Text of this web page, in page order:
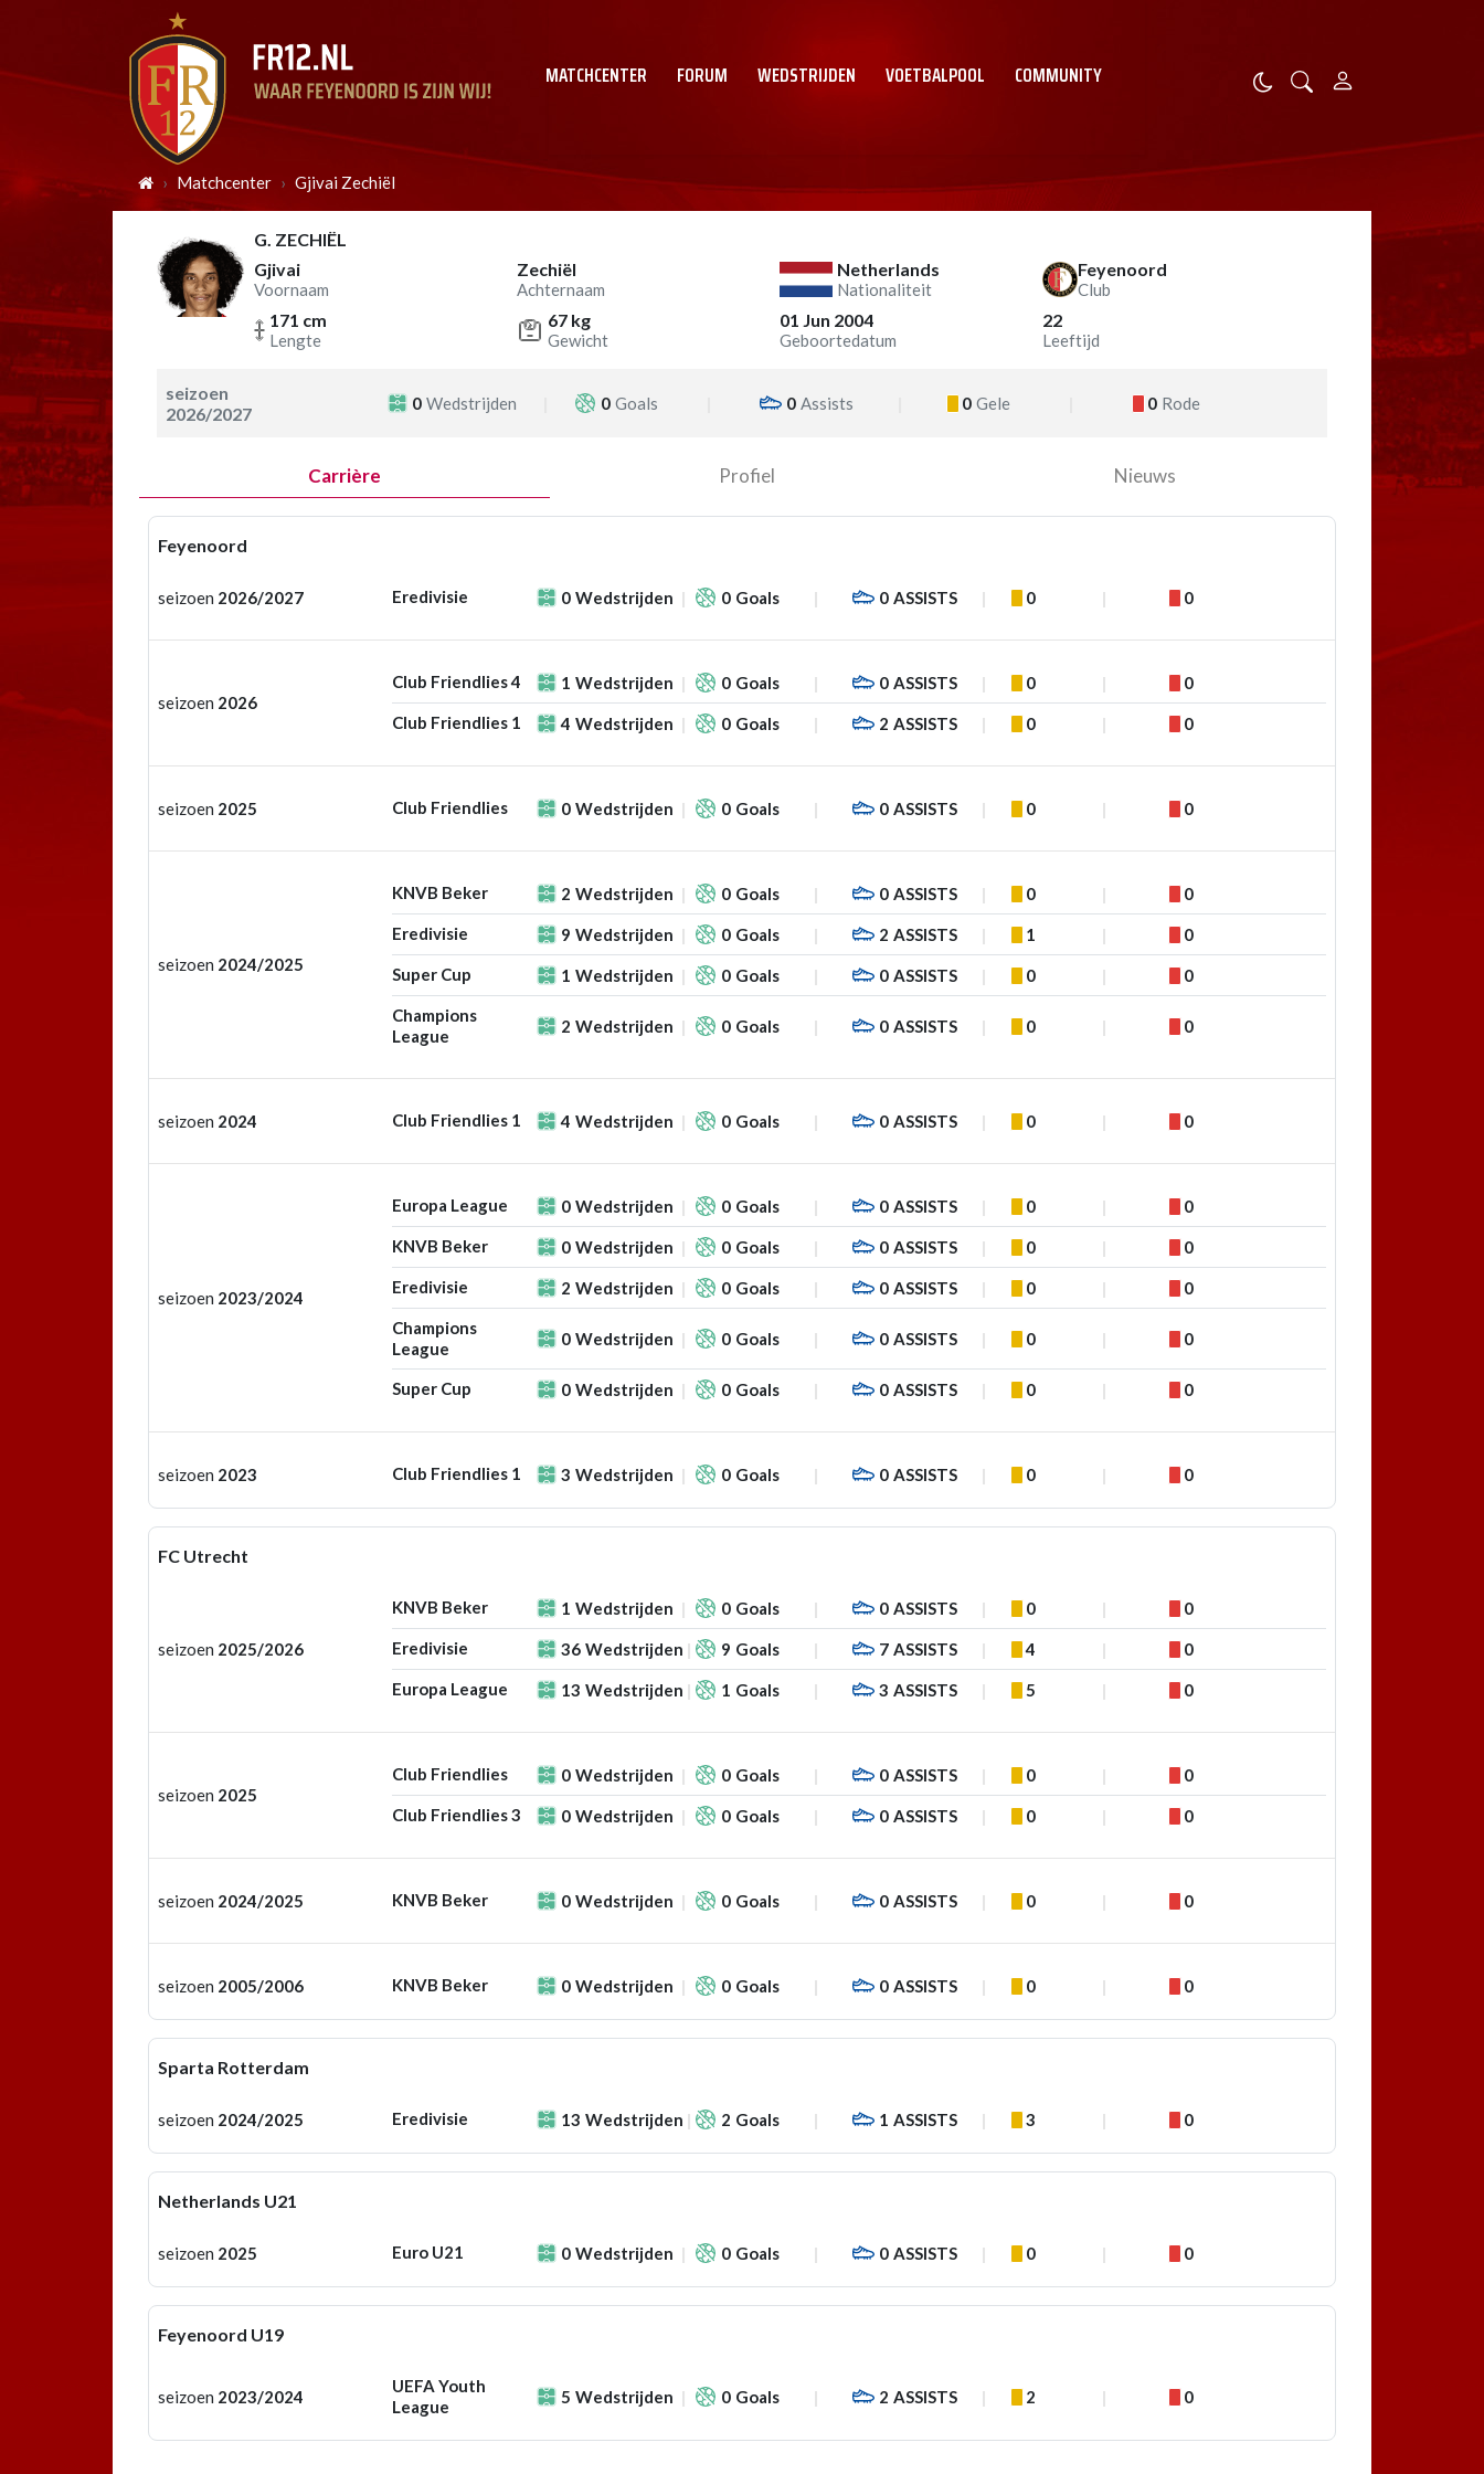
MATCHCENTER FORUM WEDSTRIJDEN VOETBALPOOL COMMUNITY
Matchcenter Gjivai Zechiël
G. ZECHIËL
Gjivai
Voornaam
Zechiël
Achternaam
Netherlands
Nationaliteit
Feyenoord
Club
171 cm
Lengte
67 kg
Gewicht
01 Jun 2004
Geboortedatum
22
Leeftijd
seizoen
2026/2027
0 Wedstrijden 0 Goals 0 Assists 0 Gele 0 Rode
Carrière Profiel Nieuws
Feyenoord
seizoen 2026/2027 Eredivisie 0 Wedstrijden 0 Goals 0 ASSISTS 0 0
seizoen 2026
Club Friendlies 4 1 Wedstrijden 0 Goals 0 ASSISTS 0 0
Club Friendlies 1 4 Wedstrijden 0 Goals 2 ASSISTS 0 0
seizoen 2025 Club Friendlies 0 Wedstrijden 0 Goals 0 ASSISTS 0 0
seizoen 2024/2025
KNVB Beker 2 Wedstrijden 0 Goals 0 ASSISTS 0 0
Eredivisie 9 Wedstrijden 0 Goals 2 ASSISTS 1 0
Super Cup 1 Wedstrijden 0 Goals 0 ASSISTS 0 0
Champions
League
2 Wedstrijden 0 Goals 0 ASSISTS 0 0
seizoen 2024 Club Friendlies 1 4 Wedstrijden 0 Goals 0 ASSISTS 0 0
seizoen 2023/2024
Europa League 0 Wedstrijden 0 Goals 0 ASSISTS 0 0
KNVB Beker 0 Wedstrijden 0 Goals 0 ASSISTS 0 0
Eredivisie 2 Wedstrijden 0 Goals 0 ASSISTS 0 0
Champions
League
0 Wedstrijden 0 Goals 0 ASSISTS 0 0
Super Cup 0 Wedstrijden 0 Goals 0 ASSISTS 0 0
seizoen 2023 Club Friendlies 1 3 Wedstrijden 0 Goals 0 ASSISTS 0 0
FC Utrecht
seizoen 2025/2026
KNVB Beker 1 Wedstrijden 0 Goals 0 ASSISTS 0 0
Eredivisie 36 Wedstrijden 9 Goals 7 ASSISTS 4 0
Europa League 13 Wedstrijden 1 Goals 3 ASSISTS 5 0
seizoen 2025
Club Friendlies 0 Wedstrijden 0 Goals 0 ASSISTS 0 0
Club Friendlies 3 0 Wedstrijden 0 Goals 0 ASSISTS 0 0
seizoen 2024/2025 KNVB Beker 0 Wedstrijden 0 Goals 0 ASSISTS 0 0
seizoen 2005/2006 KNVB Beker 0 Wedstrijden 0 Goals 0 ASSISTS 0 0
Sparta Rotterdam
seizoen 2024/2025 Eredivisie 13 Wedstrijden 2 Goals 1 ASSISTS 3 0
Netherlands U21
seizoen 2025 Euro U21 0 Wedstrijden 0 Goals 0 ASSISTS 0 0
Feyenoord U19
seizoen 2023/2024
UEFA Youth
League
5 Wedstrijden 0 Goals 2 ASSISTS 2 0